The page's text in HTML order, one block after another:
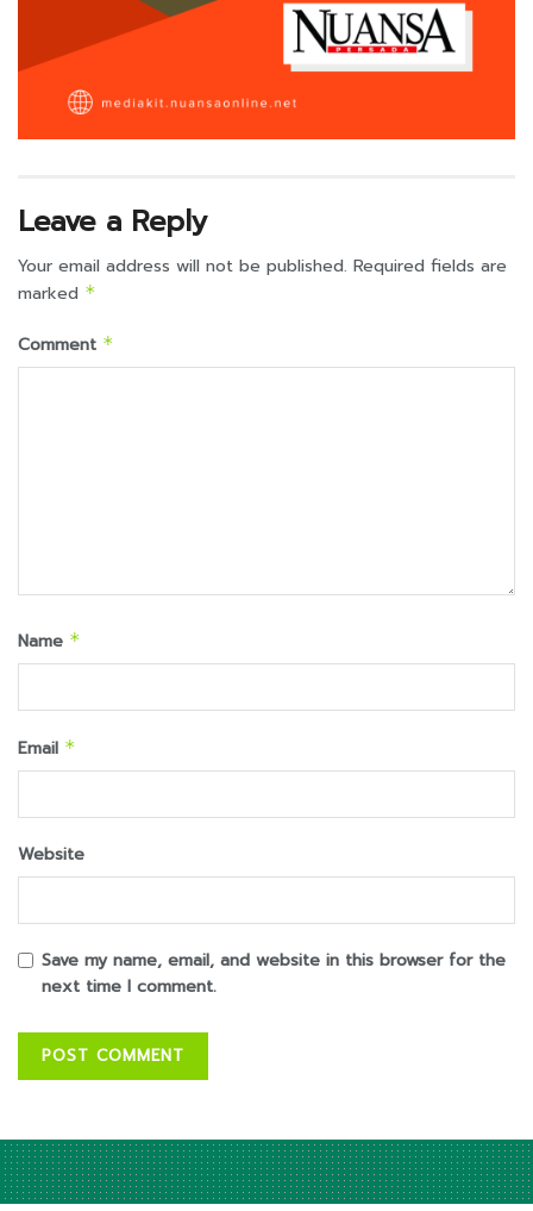
Leave a Reply
Your email address will not be published. Required fields are
marked *
Comment *
Name *
Email *
Website
Save my name, email, and website in this browser for the
next time I comment.